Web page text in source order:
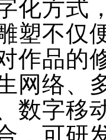
化方式
塑不仅
作品的
网络、
数字移